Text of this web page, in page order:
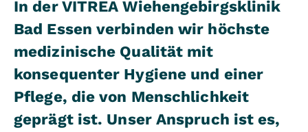
In der VITREA Wiehengebirgsklinik
Bad Essen verbinden wir höchste
medizinische Qualität mit
konsequenter Hygiene und einer
Pflege, die von Menschlichkeit
geprägt ist. Unser Anspruch ist es,